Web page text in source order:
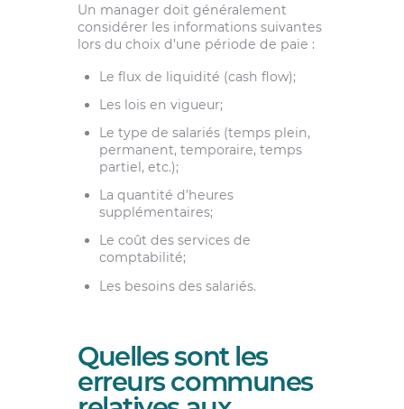
Un manager doit généralement
considérer les informations suivantes
lors du choix d’une période de paie :
Le flux de liquidité (cash flow);
Les lois en vigueur;
Le type de salariés (temps plein,
permanent, temporaire, temps
partiel, etc.);
La quantité d’heures
supplémentaires;
Le coût des services de
comptabilité;
Les besoins des salariés.
Quelles sont les
erreurs communes